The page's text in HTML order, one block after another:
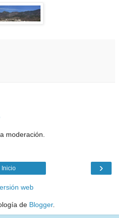
moderación.
›
Inicio
web
de Blogger.